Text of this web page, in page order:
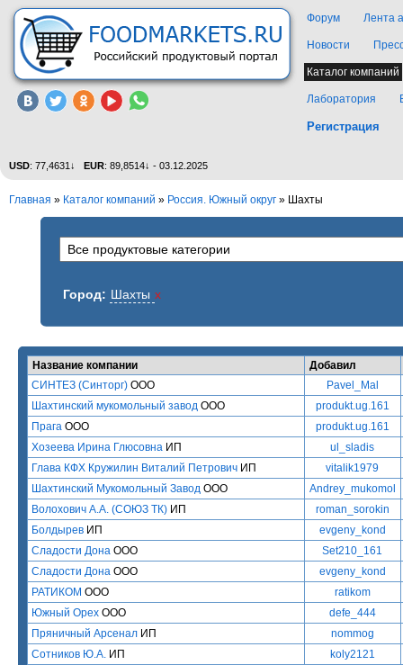
Форум Лента
Новости
Каталог компаний
Лаборатория
Регистрация
USD: 77,4631↓ EUR: 89,8514↓ - 03.12.2025
Главная » Каталог компаний » Россия. Южный округ » Шахты
Город: Шахты x
Название компании
Добавил
СИНТЕЗ (Синторг) ООО
Pavel_Mal
Шахтинский мукомольный завод ООО
produkt.ug.161
Прага ООО
produkt.ug.161
Хозеева Ирина Глюсовна ИП
ul_sladis
Глава КФХ Кружилин Виталий Петрович ИП
vitalik1979
Шахтинский Мукомольный Завод ООО
Andrey_mukomol
Волохович А.А. (СОЮЗ ТК) ИП
roman_sorokin
Болдырев ИП
evgeny_kond
Сладости Дона ООО
Set210_161
Сладости Дона ООО
evgeny_kond
РАТИКОМ ООО
ratikom
Южный Орех ООО
defe_444
Пряничный Арсенал ИП
nommog
Сотников Ю.А. ИП
koly2121